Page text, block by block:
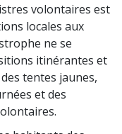
volontaires est
locales aux
ne se
itinérantes et
tentes jaunes,
et des